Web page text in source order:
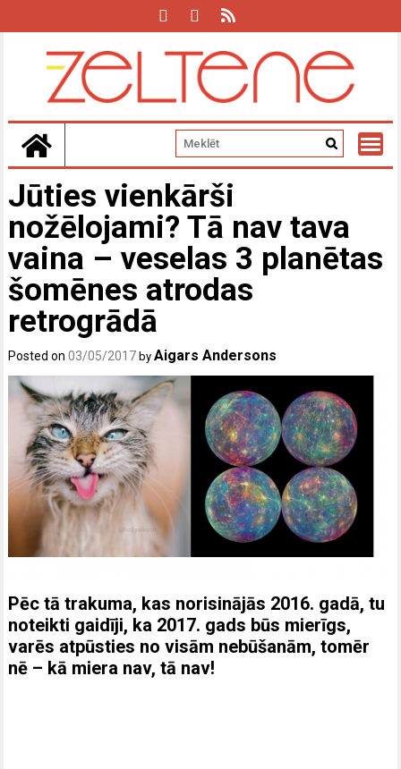
Jūties vienkārši
nožēlojami? Tā nav tava
vaina – veselas 3 planētas
šomēnes atrodas
retrogrādā
Posted on03/05/2017 byAigars Andersons
Pēc tā trakuma, kas norisinājās 2016. gadā, tu
noteikti gaidīji, ka 2017. gads būs mierīgs,
varēs atpūsties no visām nebūšanām, tomēr
nē – kā miera nav, tā nav!